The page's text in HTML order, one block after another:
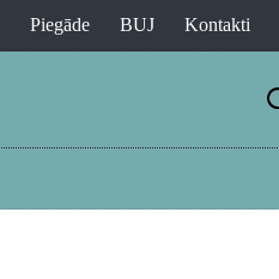
Piegāde BUJ Kontakti